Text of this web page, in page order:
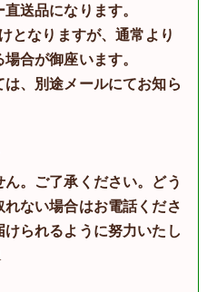
送品になります。
となりますが、通常より
合が御座います。
、別途メールにてお知ら
。ご了承ください。どう
ない場合はお電話くださ
られるように努力いたし